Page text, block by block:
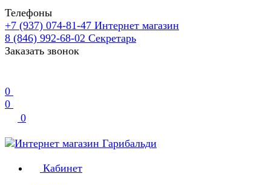
Телефоны
+7 (937) 074-81-47 Интернет магазин
8 (846) 992-68-02 Секретарь
Заказать звонок
0
0
0
Кабинет